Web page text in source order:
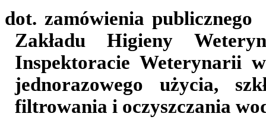
dot. zamówienia publicznego
Zakładu Higieny
Inspektoracie Weterynarii
jednorazowego użycia,
filtrowania i oczyszczania